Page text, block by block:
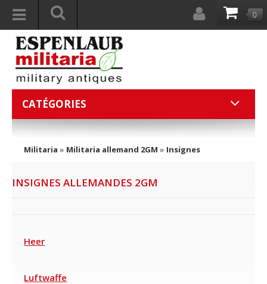
0
CATÉGORIES
Militaria » Militaria allemand 2GM » Insignes
INSIGNES ALLEMANDES 2GM
Heer
Luftwaffe